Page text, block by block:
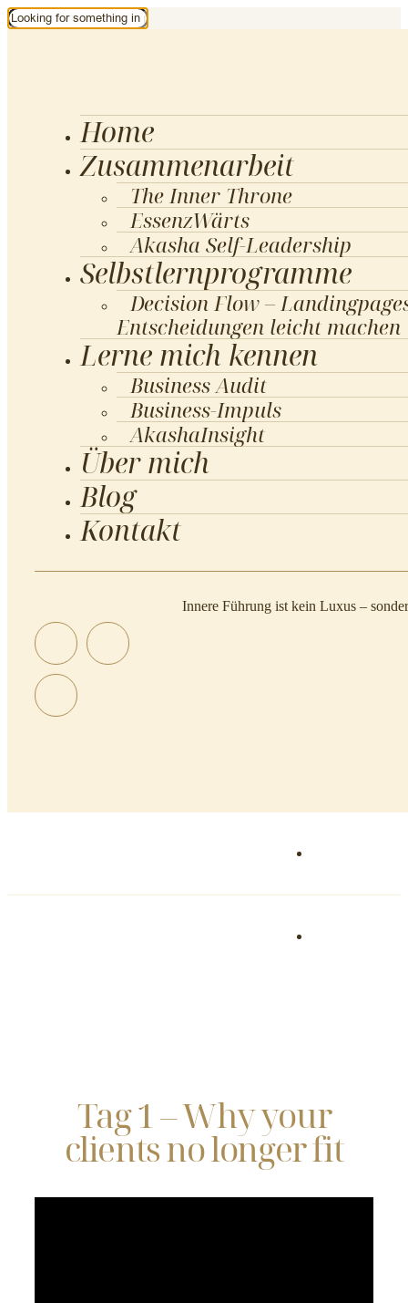
Home
Zusammenarbeit
The Inner Throne
EssenzWärts
Akasha Self-Leadership
Selbstlernprogramme
Decision Flow –
Entscheidungen leicht machen
Lerne mich kennen
Business Audit
Business-Impuls
AkashaInsight
Über mich
Blog
Kontakt
Innere Führung ist kein Luxus –
Tag 1 – Why your
clients no longer fit